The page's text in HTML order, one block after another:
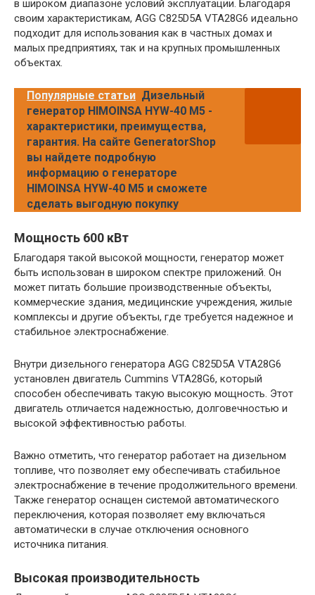
в широком диапазоне условий эксплуатации. Благодаря
своим характеристикам, AGG C825D5A VTA28G6 идеально
подходит для использования как в частных домах и
малых предприятиях, так и на крупных промышленных
объектах.
Популярные статьи Дизельный
генератор HIMOINSA HYW-40 M5 -
характеристики, преимущества,
гарантия. На сайте GeneratorShop
вы найдете подробную
информацию о генераторе
HIMOINSA HYW-40 M5 и сможете
сделать выгодную покупку
Мощность 600 кВт
Благодаря такой высокой мощности, генератор может
быть использован в широком спектре приложений. Он
может питать большие производственные объекты,
коммерческие здания, медицинские учреждения, жилые
комплексы и другие объекты, где требуется надежное и
стабильное электроснабжение.
Внутри дизельного генератора AGG C825D5A VTA28G6
установлен двигатель Cummins VTA28G6, который
способен обеспечивать такую высокую мощность. Этот
двигатель отличается надежностью, долговечностью и
высокой эффективностью работы.
Важно отметить, что генератор работает на дизельном
топливе, что позволяет ему обеспечивать стабильное
электроснабжение в течение продолжительного времени.
Также генератор оснащен системой автоматического
переключения, которая позволяет ему включаться
автоматически в случае отключения основного
источника питания.
Высокая производительность